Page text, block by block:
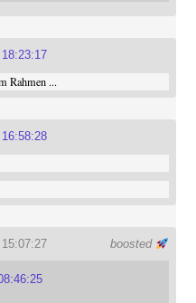
Rahmen ...
boosted